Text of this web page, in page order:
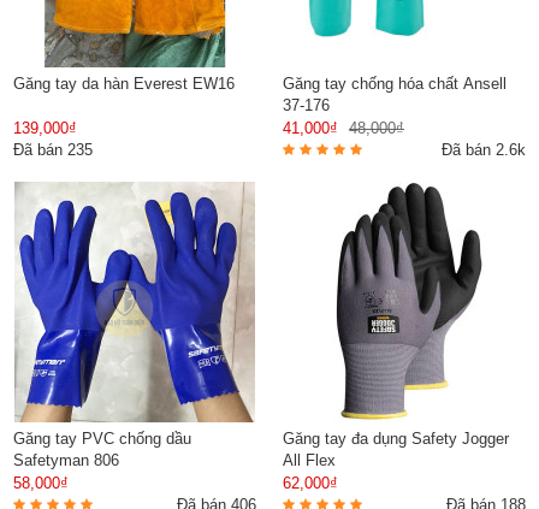
Găng tay da hàn Everest EW16
139,000₫
Đã bán 235
Găng tay chống hóa chất Ansell
37-176
41,000₫
48,000₫
Đã bán 2.6k
Găng tay PVC chống dầu
Safetyman 806
58,000₫
Đã bán 406
Găng tay đa dụng Safety Jogger
All Flex
62,000₫
Đã bán 188